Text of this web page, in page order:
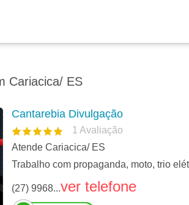
Cariacica/ ES
Cantarebia Divulgação
1 Avaliação
Atende Cariacica/ ES
Trabalho com propaganda, moto, trio
(27) 9968...ver telefone